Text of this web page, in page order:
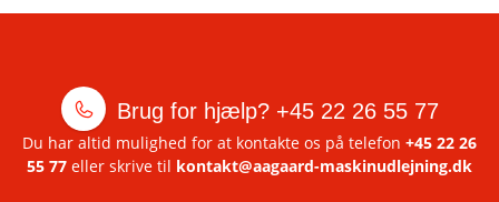
Brug for hjælp? +45 22 26 55 77
Du har altid mulighed for at kontakte os på telefon +45 22 26
55 77 eller skrive til kontakt@aagaard-maskinudlejning.dk